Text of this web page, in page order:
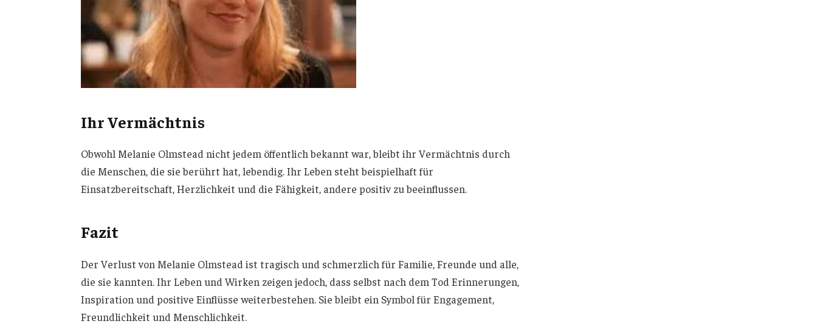
Ihr Vermächtnis
Obwohl Melanie Olmstead nicht jedem öffentlich bekannt war, bleibt ihr Vermächtnis durch
die Menschen, die sie berührt hat, lebendig. Ihr Leben steht beispielhaft für
Einsatzbereitschaft, Herzlichkeit und die Fähigkeit, andere positiv zu beeinflussen.
Fazit
Der Verlust von Melanie Olmstead ist tragisch und schmerzlich für Familie, Freunde und alle,
die sie kannten. Ihr Leben und Wirken zeigen jedoch, dass selbst nach dem Tod Erinnerungen,
Inspiration und positive Einflüsse weiterbestehen. Sie bleibt ein Symbol für Engagement,
Freundlichkeit und Menschlichkeit.